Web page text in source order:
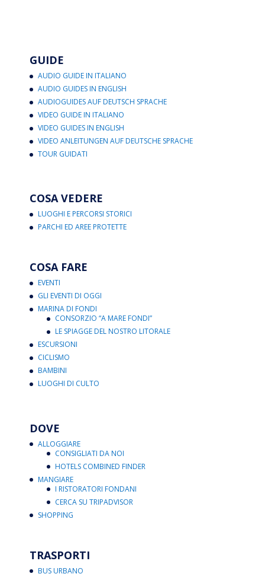
GUIDE
AUDIO GUIDE IN ITALIANO
AUDIO GUIDES IN ENGLISH
AUDIOGUIDES AUF DEUTSCH SPRACHE
VIDEO GUIDE IN ITALIANO
VIDEO GUIDES IN ENGLISH
VIDEO ANLEITUNGEN AUF DEUTSCHE SPRACHE
TOUR GUIDATI
COSA VEDERE
LUOGHI E PERCORSI STORICI
PARCHI ED AREE PROTETTE
COSA FARE
EVENTI
GLI EVENTI DI OGGI
MARINA DI FONDI
CONSORZIO “A MARE FONDI”
LE SPIAGGE DEL NOSTRO LITORALE
ESCURSIONI
CICLISMO
BAMBINI
LUOGHI DI CULTO
DOVE
ALLOGGIARE
CONSIGLIATI DA NOI
HOTELS COMBINED FINDER
MANGIARE
I RISTORATORI FONDANI
CERCA SU TRIPADVISOR
SHOPPING
TRASPORTI
BUS URBANO